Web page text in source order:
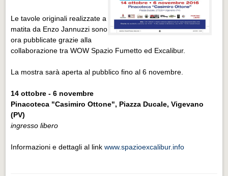
Le tavole originali realizzate a
matita da Enzo Jannuzzi sono
ora pubblicate grazie alla
collaborazione tra WOW Spazio Fumetto ed Excalibur.
La mostra sarà aperta al pubblico fino al 6 novembre.
14 ottobre - 6 novembre
Pinacoteca "Casimiro Ottone", Piazza Ducale, Vigevano
(PV)
ingresso libero
Informazioni e dettagli al linkwww.spazioexcalibur.info